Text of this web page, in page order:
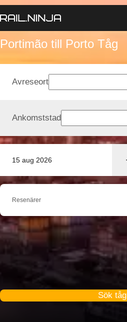
Portimão till Porto Tåg
15 aug 2026
Avreseort
Ankomststad
Resenärer
Sök tåg